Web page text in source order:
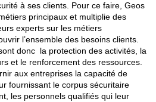
à ses clients. Pour ce faire, Geos
principaux et multiplie des
experts sur les métiers
l’ensemble des besoins clients.
donc la protection des activités, la
et le renforcement des ressources.
aux entreprises la capacité de
fournissant le corpus sécuritaire
les personnels qualifiés qui leur